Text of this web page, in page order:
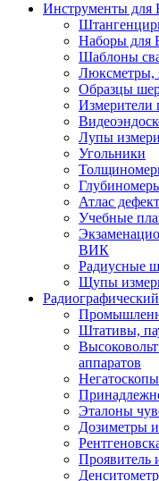
Инструменты
Наборы
Шаблоны
Люксметры,
Образцы
Измерители
Лупы
Угольники
Атлас
Учебные
ВИК
Радиусные
Щупы
Штативы,
аппаратов
Негатоскопы
Эталоны
Дозиметры
Проявитель